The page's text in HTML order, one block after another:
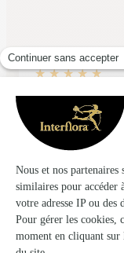
★ ★ ★ ★ ★
Presque parfait
Excellent ; Il reste
ce sera parfait.
★ ★ ★ ★ ★
Items livrés